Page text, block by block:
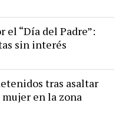
el “Día del Padre”:
sin interés
tras asaltar
en la zona